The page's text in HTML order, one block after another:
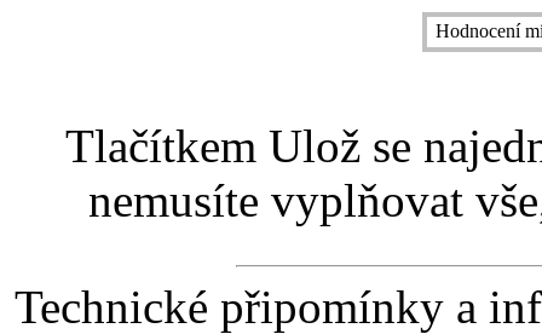
Hodnocení
Tlačítkem Ulož se
nemusíte vyplňovat
Technické připomínky a